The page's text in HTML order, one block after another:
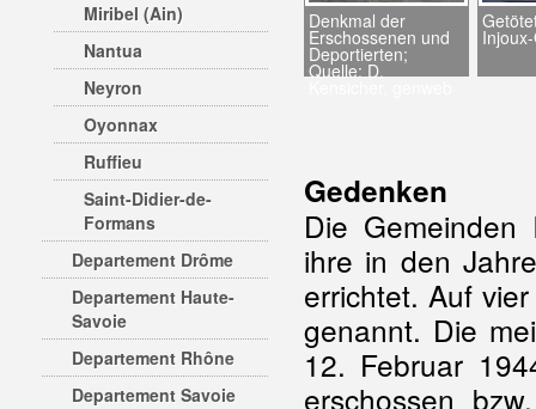
Miribel (Ain)
Nantua
Neyron
Oyonnax
Ruffieu
Saint-Didier-de-
Formans
Departement Drôme
Departement Haute-
Savoie
Departement Rhône
Departement Savoie
Denkmal der
Erschossenen und
Deportierten;
Quelle: D.
Gedenken
Die
ihre in den
errichtet. Auf
genannt. Die
12. Februar
erschossen